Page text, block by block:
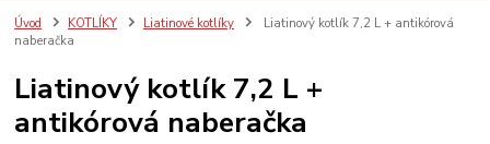
Úvod KOTLÍKY Liatinové kotlíky
Liatinový kotlík 7,2 L + antikórová
naberačka
Liatinový kotlík 7,2 L +
antikórová naberačka